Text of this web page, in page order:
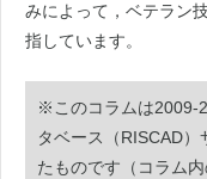
みによって，ベテラン
指しています。
※このコラムは2009-
タベース（RISCAD
たものです（コラム